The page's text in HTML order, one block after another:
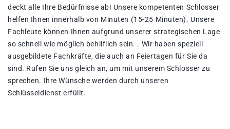
deckt alle Ihre Bedürfnisse ab! Unsere kompetenten Schlosser
helfen Ihnen innerhalb von Minuten (15-25 Minuten). Unsere
Fachleute können Ihnen aufgrund unserer strategischen Lage
so schnell wie möglich behilflich sein. . Wir haben speziell
ausgebildete Fachkräfte, die auch an Feiertagen für Sie da
sind. Rufen Sie uns gleich an, um mit unserem Schlosser zu
sprechen. Ihre Wünsche werden durch unseren
Schlüsseldienst erfüllt.